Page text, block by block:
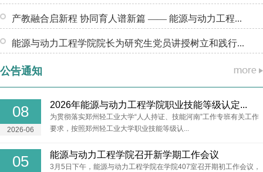
产教融合启新程 协同育人谱新篇 —— 能源与动力工程...
能源与动力工程学院院长为研究生党员讲授树立和践行...
公告通知
08
2026-06
2026年能源与动力工程学院职业技能等级认定...
为贯彻落实郑州轻工业大学“人人持证、技能河南”工作专班有关工作
要求，按照郑州轻工业大学职业技能等级认...
05 能源与动力工程学院召开新学期工作会议
3月5日下午，能源与动力工程学院在学院407室召开期初工作会议，